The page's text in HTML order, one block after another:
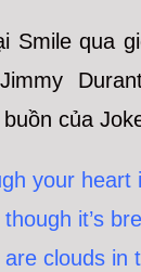
Smile qua
của
your heart
it’s
clouds in